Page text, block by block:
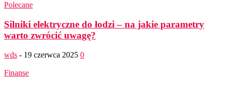
Polecane
Silniki elektryczne do łodzi – na jakie parametry
warto zwrócić uwagę?
wds - 19 czerwca 2025 0
Finanse